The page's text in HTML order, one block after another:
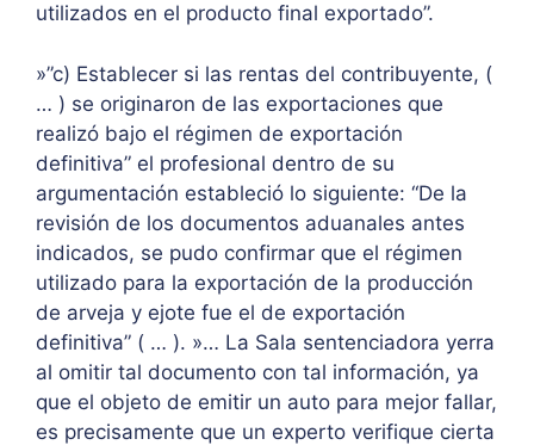
utilizados en el producto final exportado”.
»”c) Establecer si las rentas del contribuyente, (
… ) se originaron de las exportaciones que
realizó bajo el régimen de exportación
definitiva” el profesional dentro de su
argumentación estableció lo siguiente: “De la
revisión de los documentos aduanales antes
indicados, se pudo confirmar que el régimen
utilizado para la exportación de la producción
de arveja y ejote fue el de exportación
definitiva” ( … ). »… La Sala sentenciadora yerra
al omitir tal documento con tal información, ya
que el objeto de emitir un auto para mejor fallar,
es precisamente que un experto verifique cierta